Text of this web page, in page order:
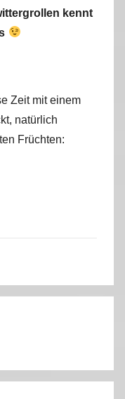
kennt
Zeit mit einem
natürlich
Früchten: